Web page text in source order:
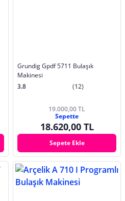
Grundig Gpdf 5711 Bulaşık
Makinesi
3.8
(12)
19.000,00 TL
Sepette
18.620,00 TL
Sepete Ekle